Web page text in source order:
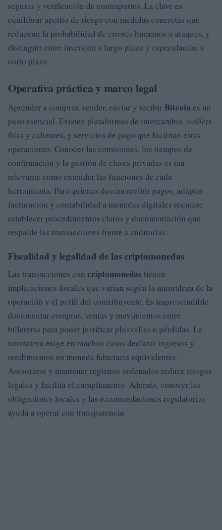
seguras y verificación de contrapartes. La clave es
equilibrar apetito de riesgo con medidas concretas que
reduzcan la probabilidad de errores humanos o ataques, y
distinguir entre inversión a largo plazo y especulación a
corto plazo.
Operativa práctica y marco legal
Aprender a comprar, vender, enviar y recibir Bitcoines un
paso esencial. Existen plataformas de intercambio, wallets
frías y calientes, y servicios de pago que facilitan estas
operaciones. Conocer las comisiones, los tiempos de
confirmación y la gestión de claves privadas es tan
relevante como entender las funciones de cada
herramienta. Para quienes desean recibir pagos, adaptar
facturación y contabilidad a monedas digitales requiere
establecer procedimientos claros y documentación que
respalde las transacciones frente a auditorías.
Fiscalidad y legalidad de las criptomonedas
Las transacciones con criptomonedas tienen
implicaciones fiscales que varían según la naturaleza de la
operación y el perfil del contribuyente. Es imprescindible
documentar compras, ventas y movimientos entre
billeteras para poder justificar plusvalías o pérdidas. La
normativa exige en muchos casos declarar ingresos y
rendimientos en moneda fiduciaria equivalentes.
Asesorarse y mantener registros ordenados reduce riesgos
legales y facilita el cumplimiento. Además, conocer las
obligaciones locales y las recomendaciones regulatorias
ayuda a operar con transparencia.